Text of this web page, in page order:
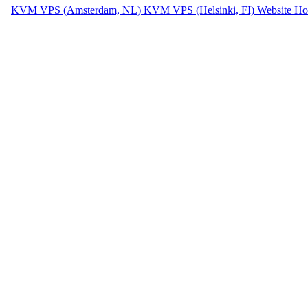
KVM VPS (Amsterdam, NL) KVM VPS (Helsinki, FI) Website